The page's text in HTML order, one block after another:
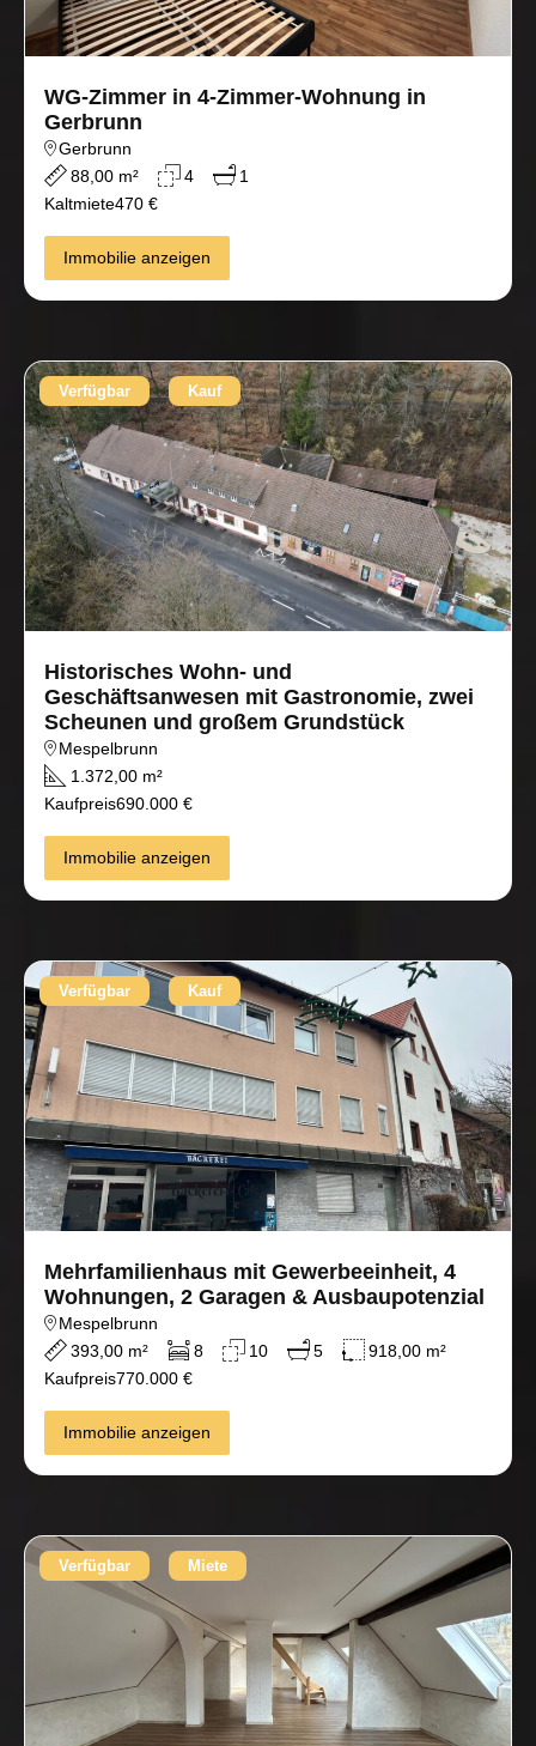
WG-Zimmer in 4-Zimmer-Wohnung in
Gerbrunn
Gerbrunn
88,00 m²
4
1
Kaltmiete470 €
Immobilie anzeigen
Verfügbar Kauf
Historisches Wohn- und
Geschäftsanwesen mit Gastronomie, zwei
Scheunen und großem Grundstück
Mespelbrunn
1.372,00 m²
Kaufpreis690.000 €
Immobilie anzeigen
Verfügbar Kauf
Mehrfamilienhaus mit Gewerbeeinheit, 4
Wohnungen, 2 Garagen & Ausbaupotenzial
Mespelbrunn
393,00 m²
8 10 5
918,00 m²
Kaufpreis770.000 €
Immobilie anzeigen
Verfügbar Miete